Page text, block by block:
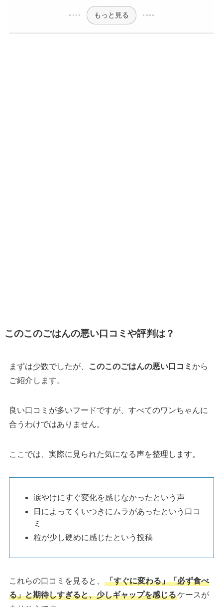
もっと見る
このこのごはんの悪い口コミや評判は？
まずは少数でしたが、 このこのごはんの悪い口コミ から
ご紹介します。
良い口コミが多いフードですが、すべてのワンちゃんに
合うわけではありません。
ここでは、実際に見られた気になる声を整理します。
涙やけにすぐ変化を感じなかったという声
日によってくいつきにムラがあったという口コ
ミ
粒が少し硬めに感じたという投稿
これらの口コミを見ると、
「すぐに変わる」「必ず食べ
る」と期待しすぎると、少しギャップを感じるケースが